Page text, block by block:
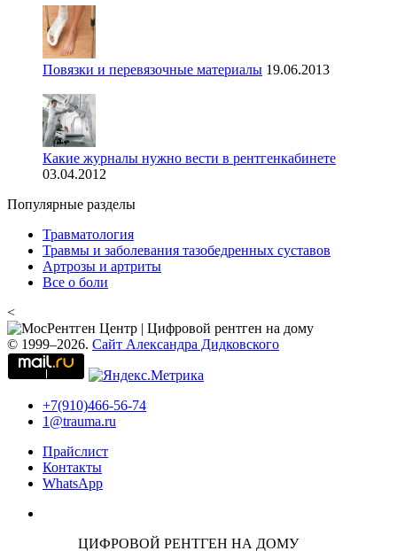
Повязки и перевязочные материалы 19.06.2013
Какие журналы нужно вести в рентгенкабинете
03.04.2012
Популярные разделы
Травматология
Травмы и заболевания тазобедренных суставов
Артрозы и артриты
Все о боли
<
© 1999–2026. Сайт Александра Дидковского
+7(910)466-56-74
1@trauma.ru
Прайслист
Контакты
WhatsApp
ЦИФРОВОЙ РЕНТГЕН НА ДОМУ